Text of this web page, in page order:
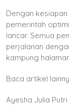
Dengan
pemerintah
lancar. Semua
perjalanan
kampung
Baca artikel
Ayesha Julia